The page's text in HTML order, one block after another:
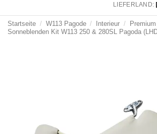
LIEFERLAND:
Startseite W113 Pagode Interieur
Premium
Sonneblenden Kit W113 250 & 280SL Pagoda